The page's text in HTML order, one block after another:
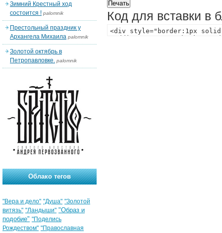
Код для вставки в
Зимний Крестный ход
состоится ! palomnik
Престольный праздник у
Архангела Михаила palomnik
Золотой октябрь в
Петропавловке. palomnik
Облако тегов
"Вера и дело" "Душа" "Золотой
витязь" "Ландыши" "Образ и
подобие" "Поделись
Рождеством" "Православная